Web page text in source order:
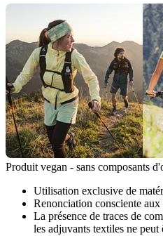
Produit vegan - sans composants
Utilisation exclusive de
Renonciation consciente
La présence de traces de
les adjuvants textiles ne peut